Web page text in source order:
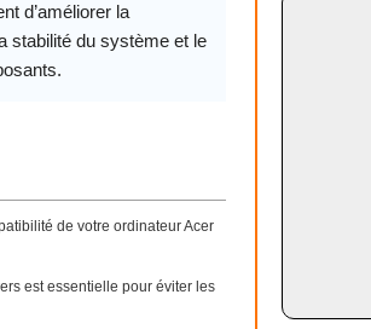
d’améliorer la
stabilité du système et le
de votre ordinateur Acer
est essentielle pour éviter les